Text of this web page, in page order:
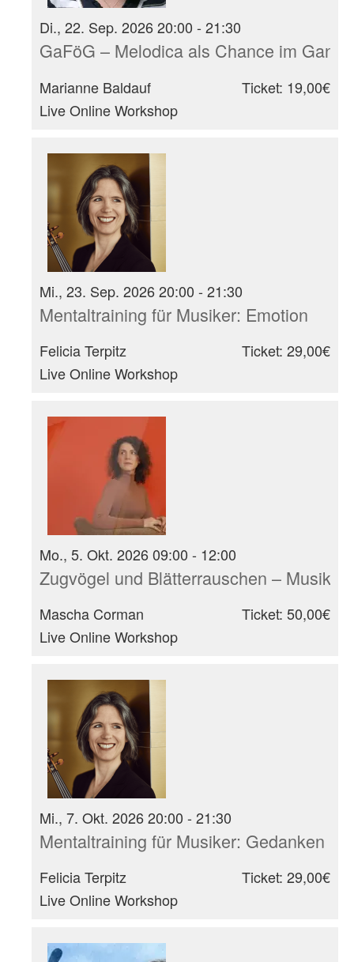
Di., 22. Sep. 2026 20:00 - 21:30
GaFöG – Melodica als Chance im
Marianne Baldauf
Live Online Workshop
Ticket: 19,00€
Mi., 23. Sep. 2026 20:00 - 21:30
Mentaltraining für Musiker: Emotion
Felicia Terpitz
Live Online Workshop
Ticket: 29,00€
Mo., 5. Okt. 2026 09:00 - 12:00
Zugvögel und Blätterrauschen –
Mascha Corman
Live Online Workshop
Ticket: 50,00€
Mi., 7. Okt. 2026 20:00 - 21:30
Mentaltraining für Musiker: Gedanken
Felicia Terpitz
Live Online Workshop
Ticket: 29,00€